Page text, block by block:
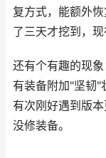
复方式，能额外
了三天才挖到，现
还有个有趣的现象
有装备附加"坚韧"
有次刚好遇到版
没修装备。